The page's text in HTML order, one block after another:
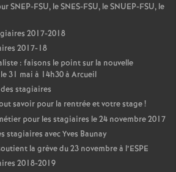
SNEP-FSU, leSNES-FSU, leSNUEP-FSU, le
2017-2018
2017-18
: faisons le point sur la nouvelle
31 mai à 14h30 à Arcueil
stagiaires
savoir pour la rentrée et votre stage!
pour les stagiaires le 24 novembre 2017
stagiaires avec Yves Baunay
la grève du 23 novembre à l’ESPE
2018-2019